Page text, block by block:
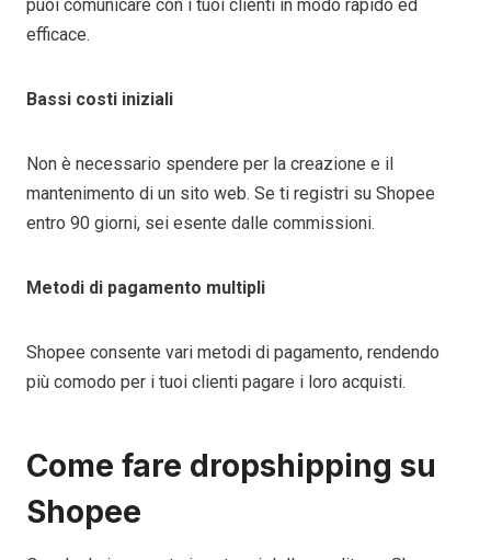
puoi comunicare con i tuoi clienti in modo rapido ed
efficace.
Bassi costi iniziali
Non è necessario spendere per la creazione e il
mantenimento di un sito web. Se ti registri su Shopee
entro 90 giorni, sei esente dalle commissioni.
Metodi di pagamento multipli
Shopee consente vari metodi di pagamento, rendendo
più comodo per i tuoi clienti pagare i loro acquisti.
Come fare dropshipping su
Shopee